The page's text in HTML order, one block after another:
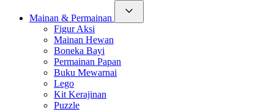
Mainan & Permainan
Figur Aksi
Mainan Hewan
Boneka Bayi
Permainan Papan
Buku Mewarnai
Lego
Kit Kerajinan
Puzzle